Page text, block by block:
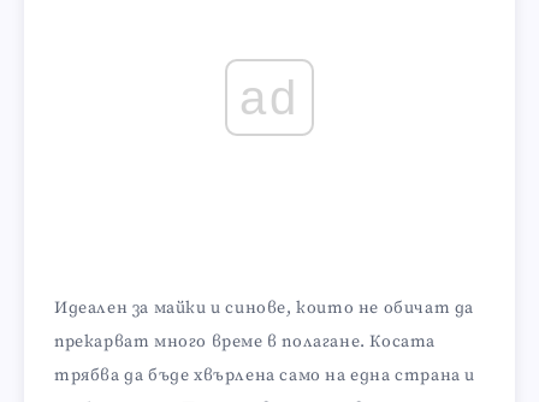
ad
Идеален за майки и синове, които не обичат да
прекарват много време в полагане. Косата
трябва да бъде хвърлена само на една страна и